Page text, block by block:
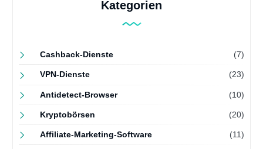
Kategorien
Cashback-Dienste (7)
VPN-Dienste (23)
Antidetect-Browser (10)
Kryptobörsen (20)
Affiliate-Marketing-Software (11)